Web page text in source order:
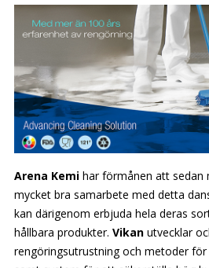
Arena Kemihar förmånen att sedan
mycket bra samarbete med detta
kan därigenom erbjuda hela deras
hållbara produkter. Vikanutvecklar
rengöringsutrustning och metoder